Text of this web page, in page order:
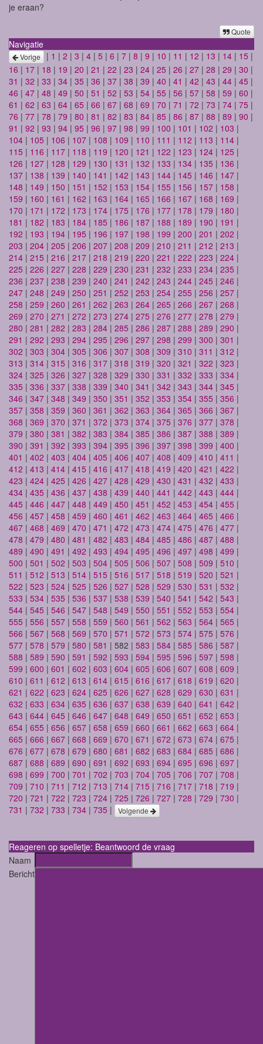
je eraan?
Quote
Navigatie
Vorige | 1 | 2 | 3 | 4 | 5 | 6 | 7 | 8 | 9 | 10 | 11 | 12 | 13 | 14 | 15 |
16 | 17 | 18 | 19 | 20 | 21 | 22 | 23 | 24 | 25 | 26 | 27 | 28 | 29 | 30 |
31 | 32 | 33 | 34 | 35 | 36 | 37 | 38 | 39 | 40 | 41 | 42 | 43 | 44 | 45 |
46 | 47 | 48 | 49 | 50 | 51 | 52 | 53 | 54 | 55 | 56 | 57 | 58 | 59 | 60 |
61 | 62 | 63 | 64 | 65 | 66 | 67 | 68 | 69 | 70 | 71 | 72 | 73 | 74 | 75 |
76 | 77 | 78 | 79 | 80 | 81 | 82 | 83 | 84 | 85 | 86 | 87 | 88 | 89 | 90 |
91 | 92 | 93 | 94 | 95 | 96 | 97 | 98 | 99 | 100 | 101 | 102 | 103 |
104 | 105 | 106 | 107 | 108 | 109 | 110 | 111 | 112 | 113 | 114 |
115 | 116 | 117 | 118 | 119 | 120 | 121 | 122 | 123 | 124 | 125 |
126 | 127 | 128 | 129 | 130 | 131 | 132 | 133 | 134 | 135 | 136 |
137 | 138 | 139 | 140 | 141 | 142 | 143 | 144 | 145 | 146 | 147 |
148 | 149 | 150 | 151 | 152 | 153 | 154 | 155 | 156 | 157 | 158 |
159 | 160 | 161 | 162 | 163 | 164 | 165 | 166 | 167 | 168 | 169 |
170 | 171 | 172 | 173 | 174 | 175 | 176 | 177 | 178 | 179 | 180 |
181 | 182 | 183 | 184 | 185 | 186 | 187 | 188 | 189 | 190 | 191 |
192 | 193 | 194 | 195 | 196 | 197 | 198 | 199 | 200 | 201 | 202 |
203 | 204 | 205 | 206 | 207 | 208 | 209 | 210 | 211 | 212 | 213 |
214 | 215 | 216 | 217 | 218 | 219 | 220 | 221 | 222 | 223 | 224 |
225 | 226 | 227 | 228 | 229 | 230 | 231 | 232 | 233 | 234 | 235 |
236 | 237 | 238 | 239 | 240 | 241 | 242 | 243 | 244 | 245 | 246 |
247 | 248 | 249 | 250 | 251 | 252 | 253 | 254 | 255 | 256 | 257 |
258 | 259 | 260 | 261 | 262 | 263 | 264 | 265 | 266 | 267 | 268 |
269 | 270 | 271 | 272 | 273 | 274 | 275 | 276 | 277 | 278 | 279 |
280 | 281 | 282 | 283 | 284 | 285 | 286 | 287 | 288 | 289 | 290 |
291 | 292 | 293 | 294 | 295 | 296 | 297 | 298 | 299 | 300 | 301 |
302 | 303 | 304 | 305 | 306 | 307 | 308 | 309 | 310 | 311 | 312 |
313 | 314 | 315 | 316 | 317 | 318 | 319 | 320 | 321 | 322 | 323 |
324 | 325 | 326 | 327 | 328 | 329 | 330 | 331 | 332 | 333 | 334 |
335 | 336 | 337 | 338 | 339 | 340 | 341 | 342 | 343 | 344 | 345 |
346 | 347 | 348 | 349 | 350 | 351 | 352 | 353 | 354 | 355 | 356 |
357 | 358 | 359 | 360 | 361 | 362 | 363 | 364 | 365 | 366 | 367 |
368 | 369 | 370 | 371 | 372 | 373 | 374 | 375 | 376 | 377 | 378 |
379 | 380 | 381 | 382 | 383 | 384 | 385 | 386 | 387 | 388 | 389 |
390 | 391 | 392 | 393 | 394 | 395 | 396 | 397 | 398 | 399 | 400 |
401 | 402 | 403 | 404 | 405 | 406 | 407 | 408 | 409 | 410 | 411 |
412 | 413 | 414 | 415 | 416 | 417 | 418 | 419 | 420 | 421 | 422 |
423 | 424 | 425 | 426 | 427 | 428 | 429 | 430 | 431 | 432 | 433 |
434 | 435 | 436 | 437 | 438 | 439 | 440 | 441 | 442 | 443 | 444 |
445 | 446 | 447 | 448 | 449 | 450 | 451 | 452 | 453 | 454 | 455 |
456 | 457 | 458 | 459 | 460 | 461 | 462 | 463 | 464 | 465 | 466 |
467 | 468 | 469 | 470 | 471 | 472 | 473 | 474 | 475 | 476 | 477 |
478 | 479 | 480 | 481 | 482 | 483 | 484 | 485 | 486 | 487 | 488 |
489 | 490 | 491 | 492 | 493 | 494 | 495 | 496 | 497 | 498 | 499 |
500 | 501 | 502 | 503 | 504 | 505 | 506 | 507 | 508 | 509 | 510 |
511 | 512 | 513 | 514 | 515 | 516 | 517 | 518 | 519 | 520 | 521 |
522 | 523 | 524 | 525 | 526 | 527 | 528 | 529 | 530 | 531 | 532 |
533 | 534 | 535 | 536 | 537 | 538 | 539 | 540 | 541 | 542 | 543 |
544 | 545 | 546 | 547 | 548 | 549 | 550 | 551 | 552 | 553 | 554 |
555 | 556 | 557 | 558 | 559 | 560 | 561 | 562 | 563 | 564 | 565 |
566 | 567 | 568 | 569 | 570 | 571 | 572 | 573 | 574 | 575 | 576 |
577 | 578 | 579 | 580 | 581 | 582 | 583 | 584 | 585 | 586 | 587 |
588 | 589 | 590 | 591 | 592 | 593 | 594 | 595 | 596 | 597 | 598 |
599 | 600 | 601 | 602 | 603 | 604 | 605 | 606 | 607 | 608 | 609 |
610 | 611 | 612 | 613 | 614 | 615 | 616 | 617 | 618 | 619 | 620 |
621 | 622 | 623 | 624 | 625 | 626 | 627 | 628 | 629 | 630 | 631 |
632 | 633 | 634 | 635 | 636 | 637 | 638 | 639 | 640 | 641 | 642 |
643 | 644 | 645 | 646 | 647 | 648 | 649 | 650 | 651 | 652 | 653 |
654 | 655 | 656 | 657 | 658 | 659 | 660 | 661 | 662 | 663 | 664 |
665 | 666 | 667 | 668 | 669 | 670 | 671 | 672 | 673 | 674 | 675 |
676 | 677 | 678 | 679 | 680 | 681 | 682 | 683 | 684 | 685 | 686 |
687 | 688 | 689 | 690 | 691 | 692 | 693 | 694 | 695 | 696 | 697 |
698 | 699 | 700 | 701 | 702 | 703 | 704 | 705 | 706 | 707 | 708 |
709 | 710 | 711 | 712 | 713 | 714 | 715 | 716 | 717 | 718 | 719 |
720 | 721 | 722 | 723 | 724 | 725 | 726 | 727 | 728 | 729 | 730 |
731 | 732 | 733 | 734 | 735 | Volgende
Reageren op spelletje: Beantwoord de vraag
Naam
Bericht